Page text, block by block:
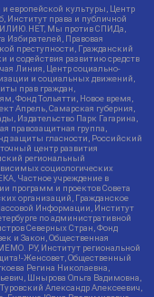
европейской культуры, Центр
Институт права и публичной
Мы против СПИДа,
Избирателей, Правовая
преступности, Гражданский
содействия развитию средств
Линия, Центр социально-
и социальных движений,
прав граждан,
Фонд Тольятти, Новое время,
Апрель, Самарская губерния,
Издательство Парк Гагарина,
правозащитная группа,
защиты гласности, Российский
центр развития
региональный
социологических
Частное учреждение в
программ и проектов Совета
организаций, Гражданское
Информации, Институт
по административной
Северных Стран, Фонд
и Закон, Общественная
РУ, Институт региональной
Женсовет, Общественный
Регина Николаевна,
Шнырова Ольга Вадимовна,
Александр Алексеевич,